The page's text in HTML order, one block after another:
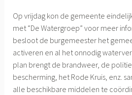
Op vrijdag kon de gemeente
met “De Watergroep” voor meer
besloot de burgemeester het
activeren en al het onnodig
plan brengt de brandweer, de
bescherming, het Rode Kruis, enz.
alle beschikbare middelen te